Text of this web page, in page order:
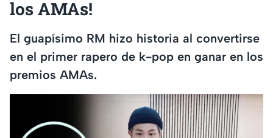
los AMAs!
El guapísimo RM hizo historia al convertirse
en el primer rapero de k-pop en ganar en los
premios AMAs.